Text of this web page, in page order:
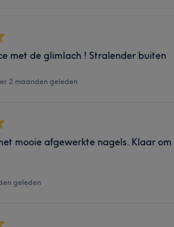
met de glimlach ! Stralender buiten
2 maanden geleden
mooie afgewerkte nagels. Klaar
geleden